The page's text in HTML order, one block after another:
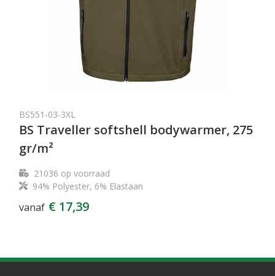
BS551-03-3XL
BS Traveller softshell bodywarmer, 275
gr/m²
21036 op voorraad
94% Polyester, 6% Elastaan
vanaf € 17,39